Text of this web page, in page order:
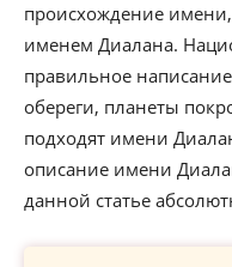
происхождение имени,
именем Диалана.
правильное
обереги, планеты
подходят имени
описание имени
данной статье